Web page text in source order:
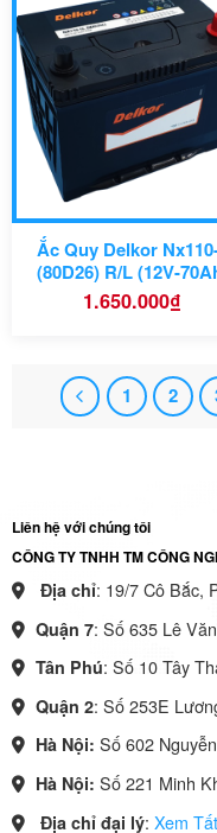
Ắc Quy Delkor
(80D26) R/L (12V-
1.650.000₫
1 2
Liên hệ với chúng tôi
CÔNG TY TNHH TM CÔNG
Địa chỉ: 19/7 Cô Bắc,
Quận 7: Số 635 Lê
Tân Phú: Số 10 Tây
Quận 2: Số 253E
Hà Nội: Số 602
Hà Nội: Số 221 Minh
Địa chỉ đại lý: Xem